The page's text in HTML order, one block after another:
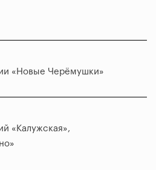
«Новые Черёмушки»
«Калужская»,